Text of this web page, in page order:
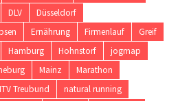
DLV
Düsseldorf
Ernährung Firmenlauf
Greif
Hamburg Hohnstorf
jogmap
Mainz
Marathon
Treubund
natural running